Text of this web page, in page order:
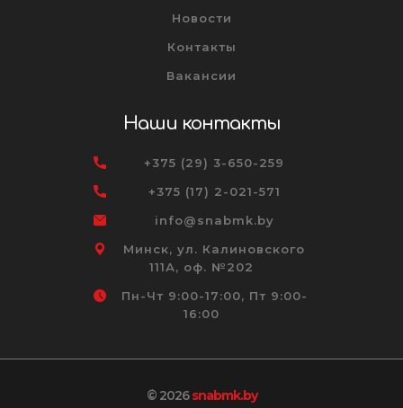
Новости
Контакты
Вакансии
Наши контакты
+375 (29) 3-650-259
+375 (17) 2-021-571
info@snabmk.by
Минск, ул. Калиновского
111А, оф. №202
Пн-Чт 9:00-17:00, Пт 9:00-
16:00
© 2026snabmk.by